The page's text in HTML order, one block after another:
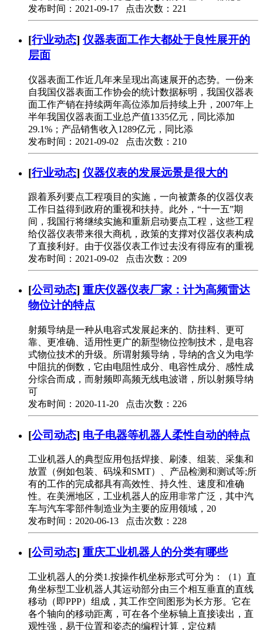
发布时间：2021-09-17 点击次数：221
[行业动态] 仪器表面工作大都处于良性展开的
层面
仪器表面工作近几年来呈现出高速展开的态势。一份来
自我国仪器表面工作协会的统计数据标明，我国仪器表
面工作产销在持续两年高位添加后持续上升，2007年上
半年我国仪器表面工业总产值1335亿元，同比添加
29.1%；产品销售收入1289亿元，同比添
发布时间：2021-09-02 点击次数：210
[行业动态] 仪器仪表的发展远景是很大的
跟着系列要点工程项目的实施，一向被萧条的仪器仪表
工作日益得到政府的重视和扶持。此外，“十一五”期
间，我国行将继续实施和重新启动要点工程，这些工程
给仪器仪表带来很大商机，政策的支撑对仪器仪表构成
了直接利好。由于仪器仪表工作过去没有得应有的重视
发布时间：2021-09-02 点击次数：209
[公司动态] 重庆仪器仪表厂家：计为高频雷达
物位计的特点
射频导纳是一种从电容式发展起来的、防挂料、更可
靠、更准确、适用性更广的新型物位控制技术，是电容
式物位技术的升级。所谓射频导纳，导纳的含义为电学
中阻抗的倒数，它由电阻性成分、电容性成分、感性成
分综合而成，而射频即高频无线电波谱，所以射频导纳
可
发布时间：2020-11-20 点击次数：226
[公司动态] 电子电器等机器人柔性自动的特点
工业机器人的典型应用包括焊接、刷漆、组装、采集和
放置（例如包装、码垛和SMT）、产品检测和测试等;所
有的工作的完成都具有高效性、持久性、速度和准确
性。在美洲地区，工业机器人的应用非常广泛，其中汽
车与汽车零部件制造业为主要的应用领域，20
发布时间：2020-06-13 点击次数：228
[公司动态] 重庆工业机器人的分类有哪些
工业机器人的分类1.按操作机坐标形式可分为：（1）直
角坐标型工业机器人其运动部分由三个相互垂直的直线
移动（即PPP）组成，其工作空间图形为长方形。它在
各个轴向的移动距离，可在各个坐标轴上直接读出，直
观性强，易于位置和姿态的编程计算，定位精